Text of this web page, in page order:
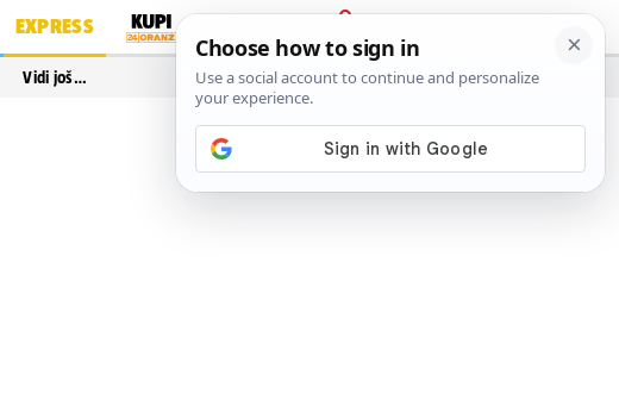
EXPRESS
PRIJAVA
Vidi još…